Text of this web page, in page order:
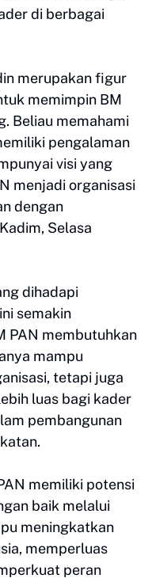
di berbagai
merupakan figur
memimpin BM
Beliau memahami
pengalaman
visi yang
menjadi organisasi
dengan
Selasa
dihadapi
semakin
PAN membutuhkan
mampu
tetapi juga
luas bagi kader
pembangunan
memiliki potensi
baik melalui
meningkatkan
memperluas
peran